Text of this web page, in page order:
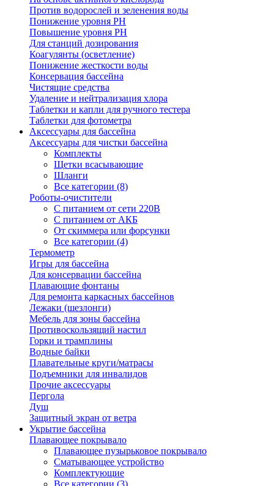
Против водорослей и зеленения воды
Понижение уровня РН
Повышение уровня РН
Для станций дозирования
Коагулянты (осветление)
Понижение жесткости воды
Консервация бассейна
Чистящие средства
Удаление и нейтрализация хлора
Таблетки и капли для ручного тестера
Таблетки для фотометра
Аксессуары для бассейна
Аксессуары для чистки бассейна
Комплекты
Щетки всасывающие
Шланги
Все категории (8)
Роботы-очистители
С питанием от сети 220В
С питанием от АКБ
От скиммера или форсунки
Все категории (4)
Термометр
Игры для бассейна
Для консервации бассейна
Плавающие фонтаны
Для ремонта каркасных бассейнов
Лежаки (шезлонги)
Мебель для зоны бассейна
Противоскользящий настил
Горки и трамплины
Водные байки
Плавательные круги/матрасы
Подъемники для инвалидов
Прочие аксессуары
Пергола
Душ
Защитный экран от ветра
Укрытие бассейна
Плавающее покрывало
Плавающее пузырьковое покрывало
Сматывающее устройство
Комплектующие
Все категории (3)